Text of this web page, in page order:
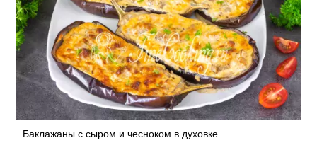
Баклажаны с сыром и чесноком в духовке